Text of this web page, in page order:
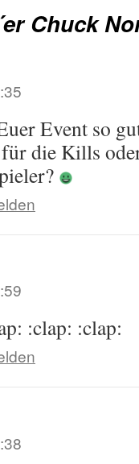
Chuck
Event so
die Kills
:clap: :clap: